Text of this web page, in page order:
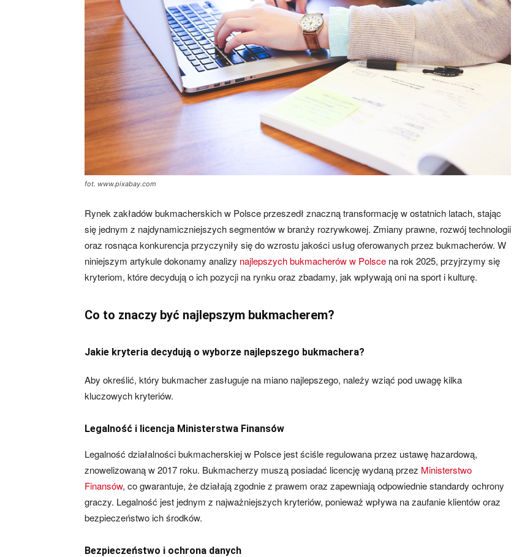
mecze,
skład)
fot. www.pixabay.com
Rynek zakładów bukmacherskich w Polsce przeszedł znaczną transformację w ostatnich latach, stając
się jednym z najdynamiczniejszych segmentów w branży rozrywkowej. Zmiany prawne, rozwój technologii
oraz rosnąca konkurencja przyczyniły się do wzrostu jakości usług oferowanych przez bukmacherów. W
niniejszym artykule dokonamy analizy najlepszych bukmacherów w Polsce na rok 2025, przyjrzymy się
kryteriom, które decydują o ich pozycji na rynku oraz zbadamy, jak wpływają oni na sport i kulturę.
Co to znaczy być najlepszym bukmacherem?
Jakie kryteria decydują o wyborze najlepszego bukmachera?
Aby określić, który bukmacher zasługuje na miano najlepszego, należy wziąć pod uwagę kilka
kluczowych kryteriów.
Legalność i licencja Ministerstwa Finansów
Legalność działalności bukmacherskiej w Polsce jest ściśle regulowana przez ustawę hazardową,
znowelizowaną w 2017 roku. Bukmacherzy muszą posiadać licencję wydaną przez Ministerstwo
Finansów, co gwarantuje, że działają zgodnie z prawem oraz zapewniają odpowiednie standardy ochrony
graczy. Legalność jest jednym z najważniejszych kryteriów, ponieważ wpływa na zaufanie klientów oraz
bezpieczeństwo ich środków.
Bezpieczeństwo i ochrona danych